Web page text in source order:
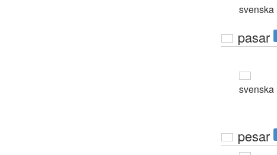
svenska
pasar
svenska
pesar